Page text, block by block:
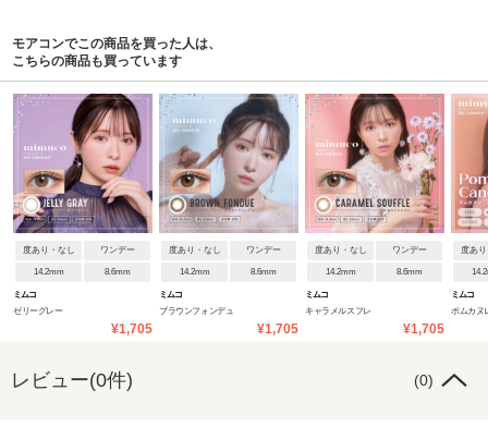
モアコンでこの商品を買った人は、
こちらの商品も買っています
度あり・なし ワンデー
14.2mm 8.6mm
ミムコ
ゼリーグレー
¥1,705
度あり・なし ワンデー
14.2mm 8.6mm
ミムコ
ブラウンフォンデュ
¥1,705
度あり・なし ワンデー
14.2mm 8.6mm
ミムコ
キャラメルスフレ
¥1,705
度あ
ミムコ
ポムカヌ
レビュー(0件) (0)